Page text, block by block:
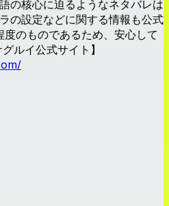
の核心に迫るようなネタバレは
の設定などに関する情報も公式
のものであるため、安心して
ルイ公式サイト】